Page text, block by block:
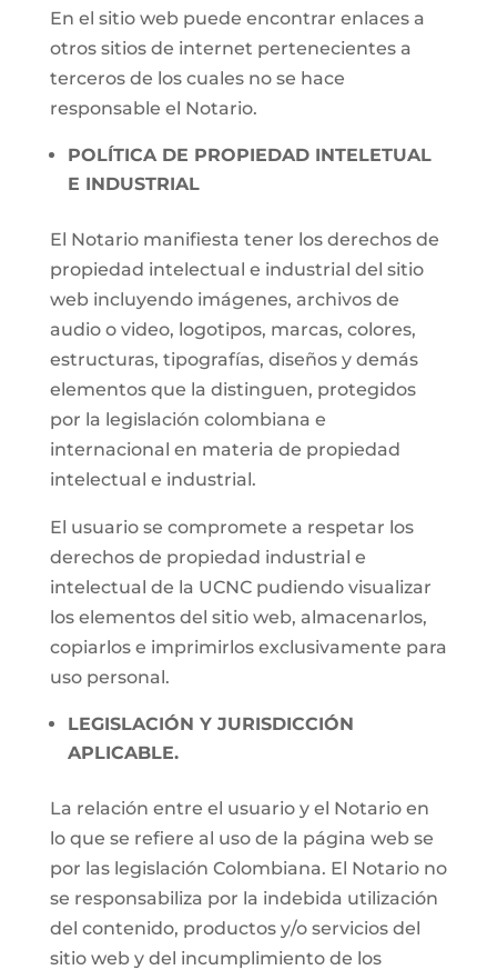
En el sitio web puede encontrar enlaces a
otros sitios de internet pertenecientes a
terceros de los cuales no se hace
responsable el Notario.
POLÍTICA DE PROPIEDAD INTELETUAL
E INDUSTRIAL
El Notario manifiesta tener los derechos de
propiedad intelectual e industrial del sitio
web incluyendo imágenes, archivos de
audio o video, logotipos, marcas, colores,
estructuras, tipografías, diseños y demás
elementos que la distinguen, protegidos
por la legislación colombiana e
internacional en materia de propiedad
intelectual e industrial.
El usuario se compromete a respetar los
derechos de propiedad industrial e
intelectual de la UCNC pudiendo visualizar
los elementos del sitio web, almacenarlos,
copiarlos e imprimirlos exclusivamente para
uso personal.
LEGISLACIÓN Y JURISDICCIÓN
APLICABLE.
La relación entre el usuario y el Notario en
lo que se refiere al uso de la página web se
por las legislación Colombiana. El Notario no
se responsabiliza por la indebida utilización
del contenido, productos y/o servicios del
sitio web y del incumplimiento de los